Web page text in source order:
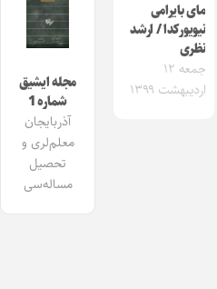
مای بایرامی
نیویورکدا / ارشد
نظری
جمعه ۱۲
اردیبهشت ۱۳۹۹
مجله ایشیق
شماره 1
آذربایجان
معلم‌لری و
تحصیل
مساله‌سی